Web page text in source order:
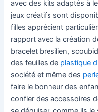
avec des kits adaptés à
jeux créatifs sont
filles apprécient
rapport avec la création
bracelet brésilien,
des feuilles de plastique
société et même des
faire le bonheur des
confier des accessoires